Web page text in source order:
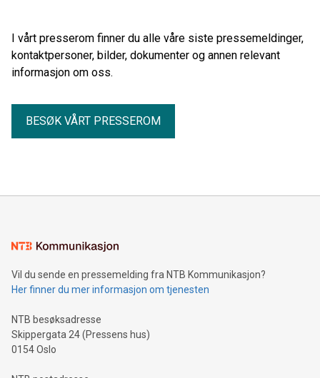
lastes inn i KI. Den gir også et innblikk i hva slags type
materiale som blir lastet inn og hvorfor. Målet med
undersøkelsen er å beskrive bruken av generativ kunstig
intelligens i skolesektoren i Danmark, Finland, Norge og
I vårt presserom finner du alle våre siste pressemeldinger,
kontaktpersoner, bilder, dokumenter og annen relevant
informasjon om oss.
BESØK VÅRT PRESSEROM
Vil du sende en pressemelding fra NTB Kommunikasjon?
Her finner du mer informasjon om tjenesten
NTB besøksadresse
Skippergata 24 (Pressens hus)
0154 Oslo